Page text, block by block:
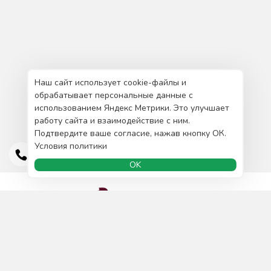
Наш сайт использует cookie-файлы и
обрабатывает персональные данные с
использованием Яндекс Метрики. Это улучшает
работу сайта и взаимодействие с ним.
Подтвердите ваше согласие, нажав кнопку ОК.
Условия политики
OK